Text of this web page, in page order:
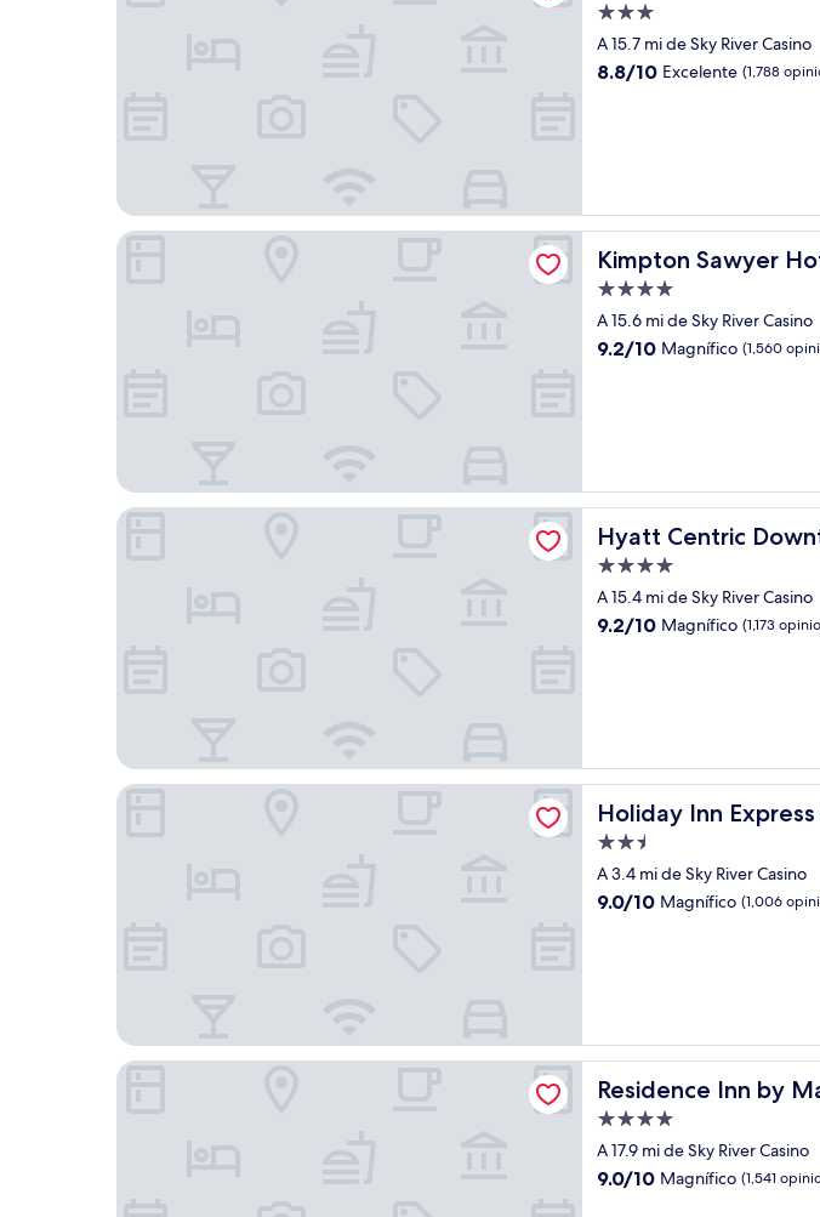
Propiedad
de
3.0
A 15.7 mi de Sky River Casino
8.8
8.8/10 Excelente (1,788
Kimpton Sawyer
Kimpton Sawyer Hotel
Propiedad
de
4.0
A 15.6 mi de Sky River Casino
9.2
9.2/10 Magnífico (1,560
Kimpton Sawyer Hotel by IHG
Hyatt Centric
Hyatt Centric
Propiedad
de
4.0
A 15.4 mi de Sky River Casino
9.2
9.2/10 Magnífico (1,173
Hyatt Centric Downtown Sacramento
Holiday Inn
Holiday Inn Express &
Propiedad
de
2.5
A 3.4 mi de Sky River Casino
9.0
9.0/10 Magnífico (1,006
Holiday Inn Express & Suites Elk Grove Central - Hwy 99 by IHG
Residence Inn by
Residence Inn by
Propiedad
de
4.0
A 17.9 mi de Sky River Casino
9.0
9.0/10 Magnífico (1,541
Residence Inn by Marriott Sacramento Airport Natomas